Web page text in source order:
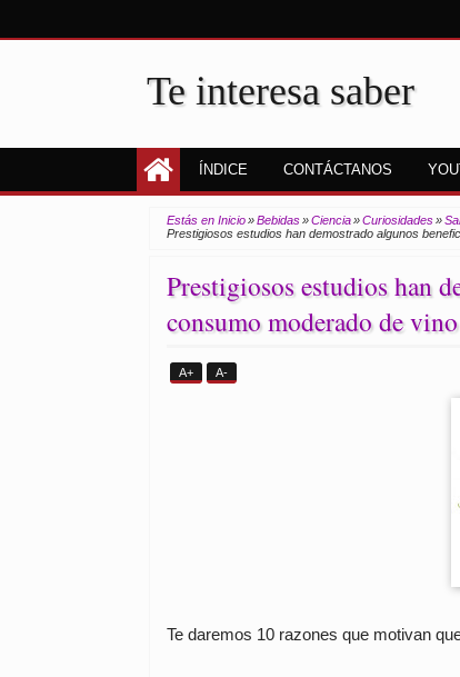
Te interesa saber
ÍNDICE CONTÁCTANOS
Estás en Inicio»Bebidas»Ciencia»Curiosidades»
Prestigiosos estudios han demostrado algunos
Prestigiosos estudios han
consumo moderado de vino
A+ A-
Te daremos 10 razones que motivan